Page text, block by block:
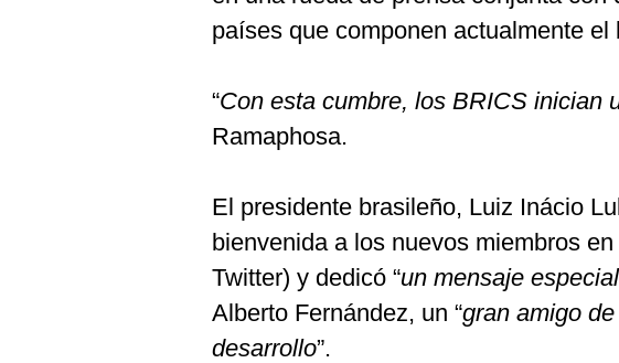
países que componen actualmente el
“Con esta cumbre, los BRICS inician
Ramaphosa.
El presidente brasileño, Luiz Inácio
bienvenida a los nuevos miembros
Twitter) y dedicó “un mensaje especial
Alberto Fernández, un “gran amigo
desarrollo”.